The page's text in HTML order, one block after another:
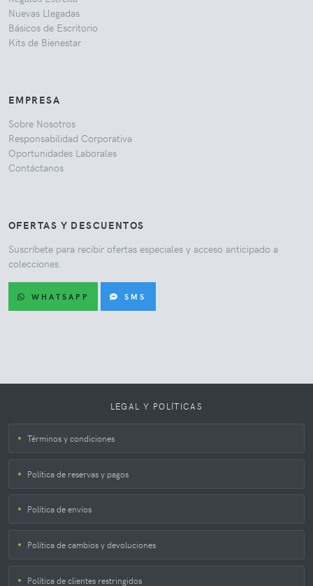
Nuevas Llegadas
Básicos de Escritorio
Kits de Bienestar
EMPRESA
Sobre Nosotros
Responsabilidad Corporativa
Oportunidades Laborales
Contáctanos
OFERTAS Y DESCUENTOS
Suscríbete para recibir ofertas especiales y acceso anticipado a
colecciones.
WHATSAPP SMS
LEGAL Y POLÍTICAS
Términos y condiciones
Política de reservas y pagos
Política de envíos
Política de cambios y devoluciones
Política de clientes restringidos